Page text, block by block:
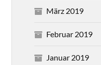
März 2019
Februar 2019
Januar 2019